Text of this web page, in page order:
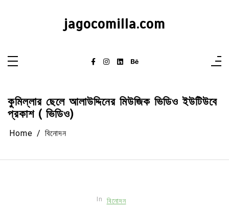
jagocomilla.com
কুমিল্লার ছেলে আলাউদ্দিনের মিউজিক ভিডিও ইউটিউবে
প্রকাশ ( ভিডিও)
Home বিনোদন
In বিনোদন